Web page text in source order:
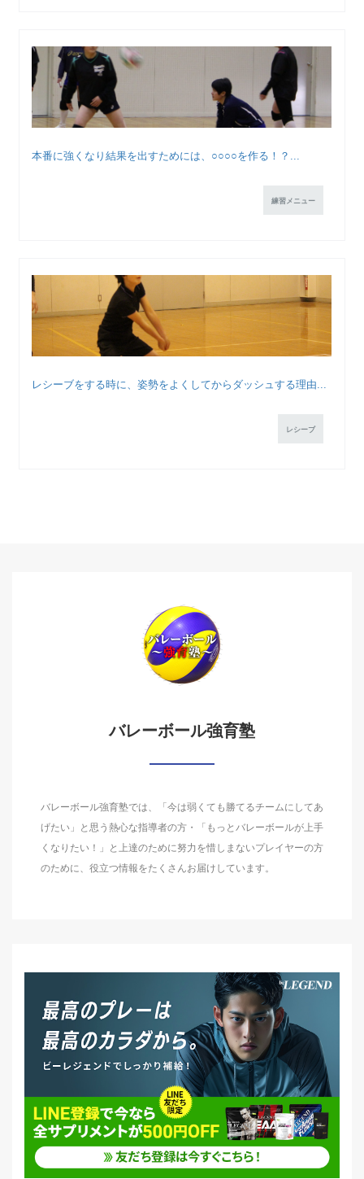
本番に強くなり結果を出すためには、○○○○を作る！？...
練習メニュー
レシーブをする時に、姿勢をよくしてからダッシュする理由...
レシーブ
バレーボール強育塾
バレーボール強育塾では、「今は弱くても勝てるチームにしてあ
げたい」と思う熱心な指導者の方・「もっとバレーボールが上手
くなりたい！」と上達のために努力を惜しまないプレイヤーの方
のために、役立つ情報をたくさんお届けしています。